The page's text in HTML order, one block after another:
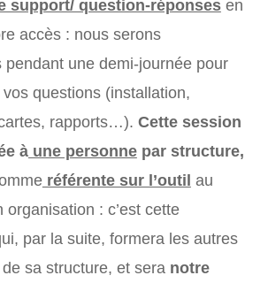
support/ question-réponses en
accès : nous serons
pendant une demi-journée pour
questions (installation,
rapports…). Cette session
àune personnepar structure,
référente sur l’outil au
organisation : c’est cette
par la suite, formera les autres
sa structure, et sera notre